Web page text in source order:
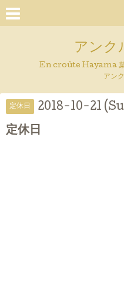
アンク
En croûte Hayama 葉
アン
定休日 2018-10-21
定休日